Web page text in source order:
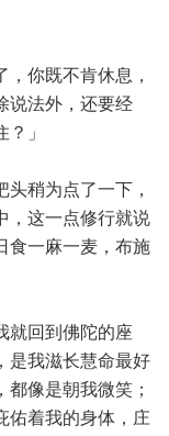
你既不肯休息，
说法外，还要经
」
稍为点了一下，
，这一点修行就说
食一麻一麦，布施
回到佛陀的座
是我滋长慧命最好
像是朝我微笑；
佑着我的身体，庄